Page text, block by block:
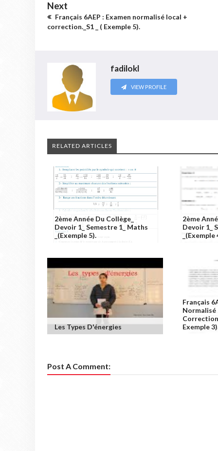
Next
Français 6AEP : Examen normalisé local +
correction._S1 _ ( Exemple 5).
fadilokl
VIEW PROFILE
RELATED ARTICLES
2ème Année Du Collège_
Devoir 1_ Semestre 1_ Maths
_(exemple 5).
2ème
Devoir 1_
_(exemple
Les Types D'énergies
Français
Normalisé
Exemple
Post A Comment: